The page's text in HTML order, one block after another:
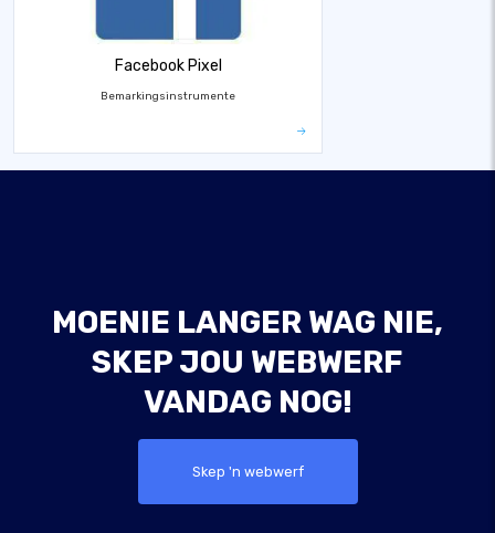
Facebook Pixel
Bemarkingsinstrumente
MOENIE LANGER WAG NIE,
SKEP JOU WEBWERF
VANDAG NOG!
Skep 'n webwerf